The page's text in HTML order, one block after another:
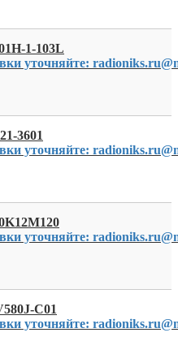
1-103L
уточняйте:
3601
уточняйте:
уточняйте:
C01
уточняйте: